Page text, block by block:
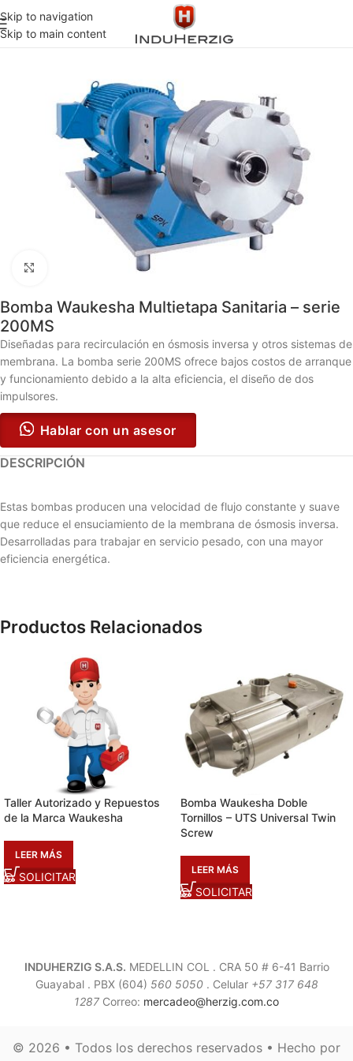
Skip to navigation
Skip to main content
Inicio SANITARIA BOMBAS CENTRIFUGAS
Bomba Waukesha Multietapa Sanitaria – serie
200MS
Diseñadas para recirculación en ósmosis inversa y otros sistemas de
membrana. La bomba serie 200MS ofrece bajos costos de arranque
y funcionamiento debido a la alta eficiencia, el diseño de dos
impulsores.
Hablar con un asesor
DESCRIPCIÓN
Estas bombas producen una velocidad de flujo constante y suave
que reduce el ensuciamiento de la membrana de ósmosis inversa.
Desarrolladas para trabajar en servicio pesado, con una mayor
eficiencia energética.
Productos Relacionados
Taller Autorizado y Repuestos
de la Marca Waukesha
LEER MÁS
SOLICITAR
Bomba Waukesha Doble
Tornillos – UTS Universal Twin
Screw
LEER MÁS
SOLICITAR
INDUHERZIG S.A.S. MEDELLIN COL . CRA 50 # 6-41 Barrio
Guayabal . PBX (604) 560 5050. Celular +57 317 648
1287 Correo: mercadeo@herzig.com.co
© 2026 • Todos los derechos reservados • Hecho por